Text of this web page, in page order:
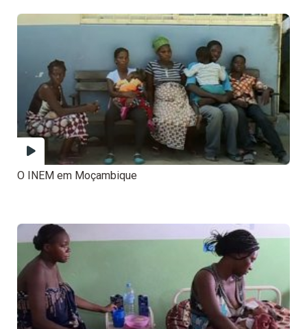
O INEM em Moçambique